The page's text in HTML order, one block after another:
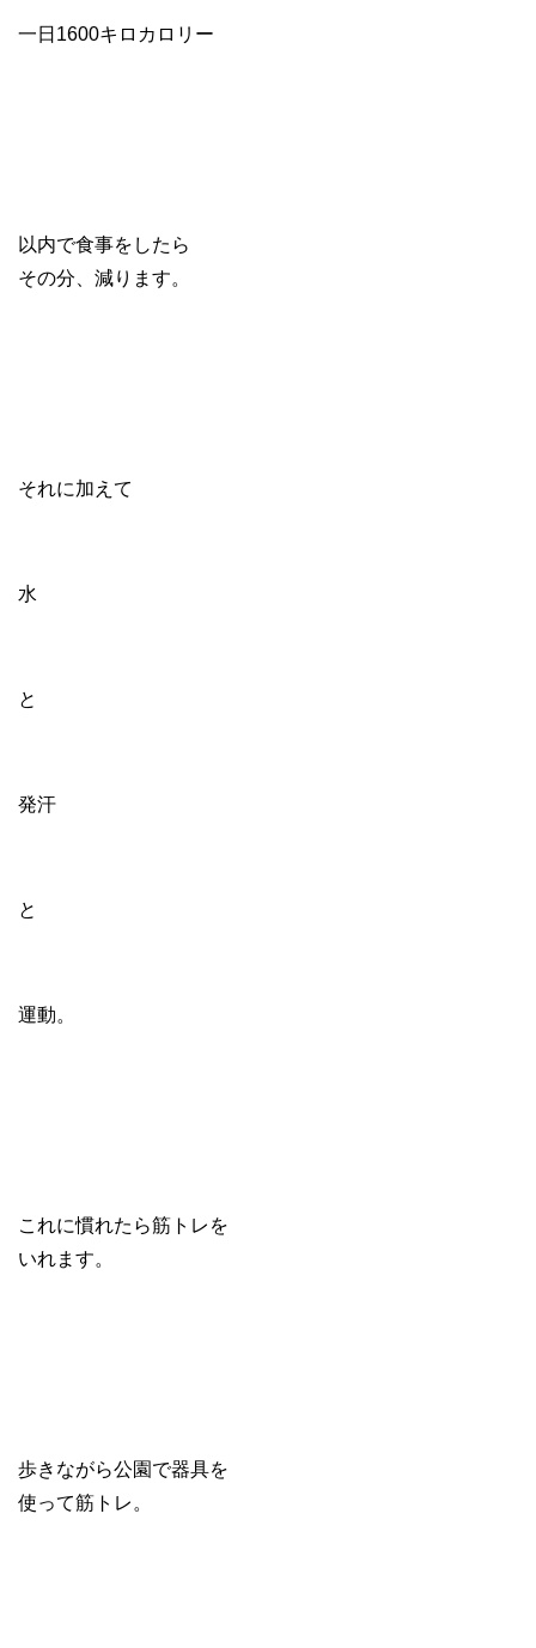
一日1600キロカロリー
以内で食事をしたら
その分、減ります。
それに加えて
水
と
発汗
と
運動。
これに慣れたら筋トレを
いれます。
歩きながら公園で器具を
使って筋トレ。